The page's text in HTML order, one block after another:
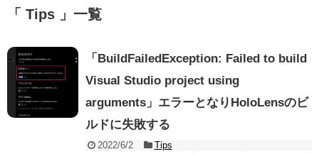
「 Tips 」一覧
「BuildFailedException: Failed to build
Visual Studio project using
arguments」エラーとなりHoloLensのビ
ルドに失敗する
2022/6/2
Tips